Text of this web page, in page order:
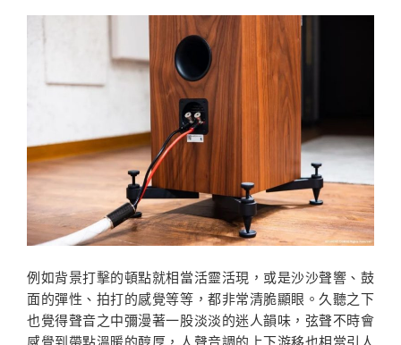
例如背景打擊的頓點就相當活靈活現，或是沙沙聲響、鼓
面的彈性、拍打的感覺等等，都非常清脆顯眼。久聽之下
也覺得聲音之中彌漫著一股淡淡的迷人韻味，弦聲不時會
感覺到帶點溫暖的醇厚，人聲音調的上下游移也相當引人